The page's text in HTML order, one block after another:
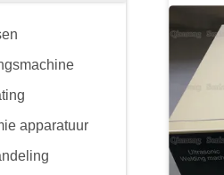
apparatuur